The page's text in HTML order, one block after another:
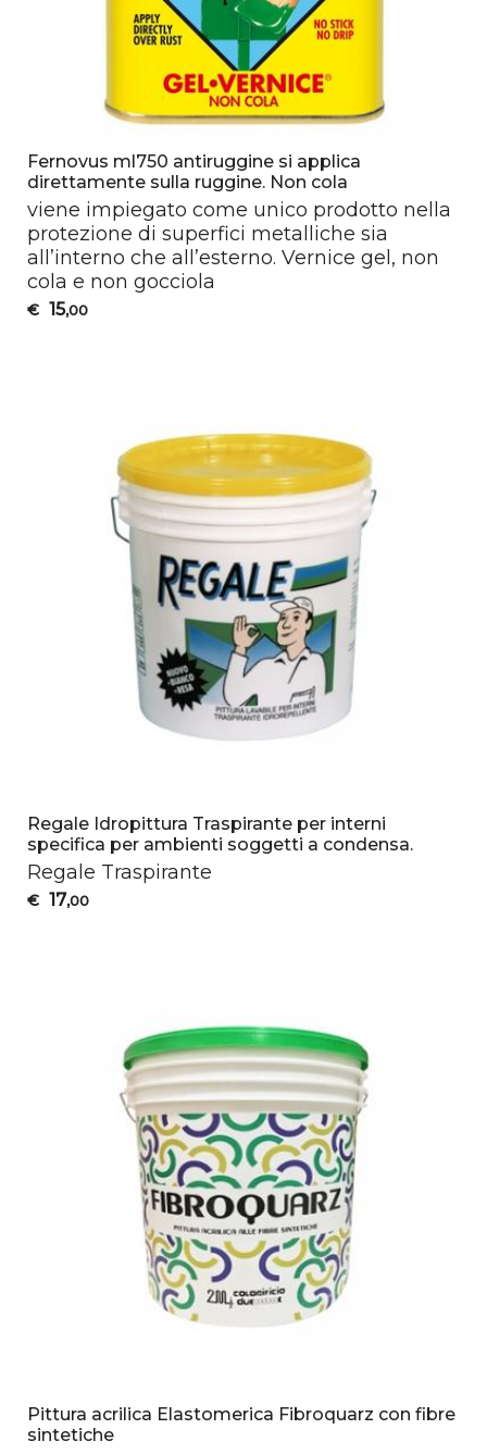
Fernovus ml750 antiruggine si applica
direttamente sulla ruggine. Non cola
viene impiegato come unico prodotto nella
protezione di superfici metalliche sia
all’interno che all’esterno. Vernice gel, non
cola e non gocciola
€ 15,00
Regale Idropittura Traspirante per interni
specifica per ambienti soggetti a condensa.
Regale Traspirante
€ 17,00
Pittura acrilica Elastomerica Fibroquarz con fibre
sintetiche